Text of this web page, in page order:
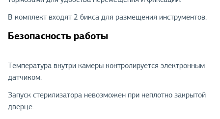
В комплект входят 2 бикса для размещения инструментов.
Безопасность работы
Температура внутри камеры контролируется электронным
датчиком.
Запуск стерилизатора невозможен при неплотно закрытой
дверце.